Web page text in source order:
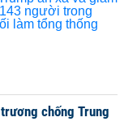
chống Trung